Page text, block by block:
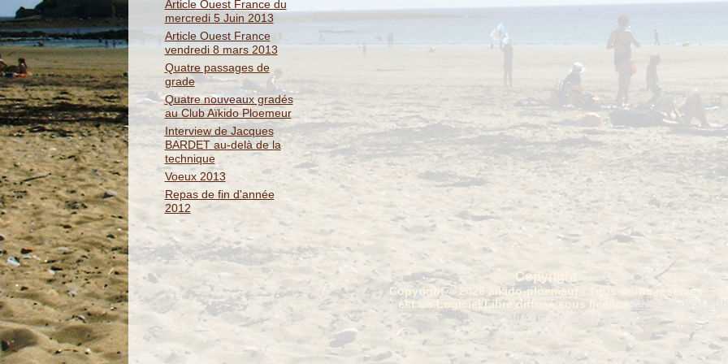
Article Ouest France du
mercredi 5 Juin 2013
Article Ouest France
vendredi 8 mars 2013
Quatre passages de
grade
Quatre nouveaux gradés
au Club Aïkido Ploemeur
Interview de Jacques
BARDET au-delà de la
technique
Voeux 2013
Repas de fin d'année
2012
Copyright
Copyright © 2026 aikido-ploemeur - Tous droits réservés
Joomla! est un Logiciel Libre diffusé sous licence
GNU General
Nous signaler un problème ...